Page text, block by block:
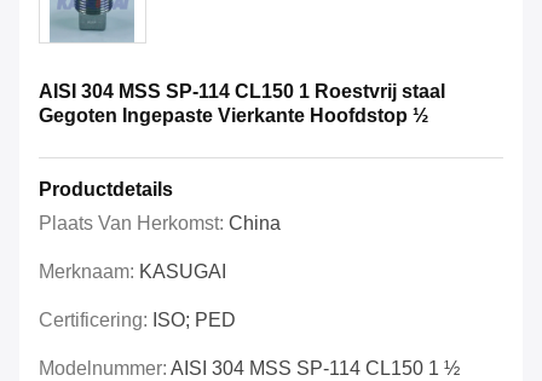
AISI 304 MSS SP-114 CL150 1 Roestvrij staal
Gegoten Ingepaste Vierkante Hoofdstop ½
Productdetails
Plaats Van Herkomst: China
Merknaam: KASUGAI
Certificering: ISO; PED
Modelnummer: AISI 304 MSS SP-114 CL150 1 ½